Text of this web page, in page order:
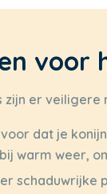
voor
zijn er
dat je
warm weer,
schaduwrijke